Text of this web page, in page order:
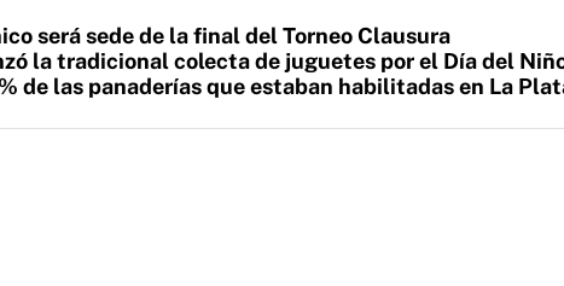
será sede de la final del Torneo Clausura
la tradicional colecta de juguetes por el Día del
de las panaderías que estaban habilitadas en La